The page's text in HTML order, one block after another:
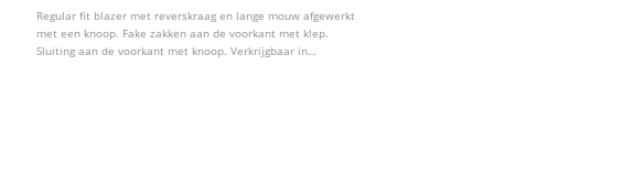
Regular fit blazer met reverskraag en lange mouw afgewerkt
met een knoop. Fake zakken aan de voorkant met klep.
Sluiting aan de voorkant met knoop. Verkrijgbaar in